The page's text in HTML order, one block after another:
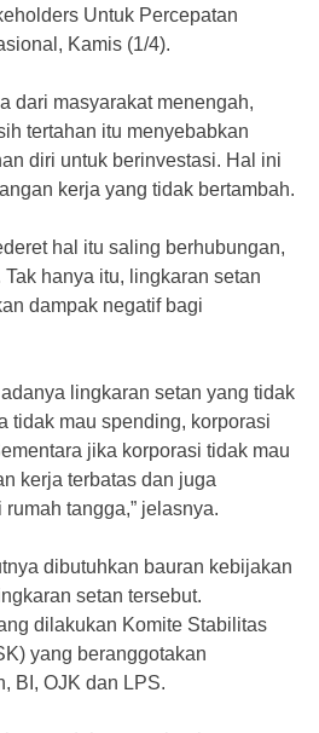
Untuk Percepatan
Kamis (1/4).
dari masyarakat menengah,
tertahan itu menyebabkan
diri untuk berinvestasi. Hal ini
kerja yang tidak bertambah.
hal itu saling berhubungan,
hanya itu, lingkaran setan
dampak negatif bagi
lingkaran setan yang tidak
tidak mau spending, korporasi
jika korporasi tidak mau
kerja terbatas dan juga
tangga,” jelasnya.
dibutuhkan bauran kebijakan
setan tersebut.
dilakukan Komite Stabilitas
yang beranggotakan
BI, OJK dan LPS.